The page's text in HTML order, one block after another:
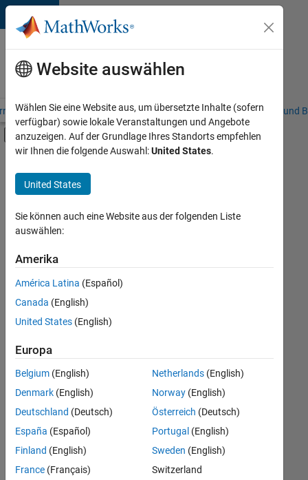
Weiter zum Inhalt
Karriere
bei
MathWorks
– Übersicht Stellensuche Niederlassungen Studierende und
Umschaltung für Off-Canvas-
Hauptinhalt
Information Technology
Commercial Sales
Customer Support
Education Sales
Sales Operations
Business Model Team
Human Resources
Büro- und Verwaltungsdienste
+7
Derzeit
es
keine
offenen
Stellen,
Ihren
Suchkriterien
entsprechen.
können
die
Suchkriterien
weiter
fassen
Website auswählen
Wählen Sie eine Website aus, um übersetzte Inhalte (sofern
verfügbar) sowie lokale Veranstaltungen und Angebote
anzuzeigen. Auf der Grundlage Ihres Standorts empfehlen
wir Ihnen die folgende Auswahl:United States.
United States
Sie können auch eine Website aus der folgenden Liste
auswählen:
Amerika
América Latina (Español)
Canada (English)
United States (English)
Europa
Belgium (English)
Denmark (English)
Deutschland (Deutsch)
España (Español)
Finland (English)
France (Français)
Netherlands(English)
Norway(English)
Österreich (Deutsch)
Portugal (English)
Sweden (English)
Switzerland